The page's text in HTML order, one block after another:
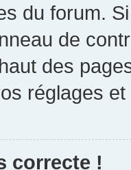
du forum.
de
des
réglages
correcte !